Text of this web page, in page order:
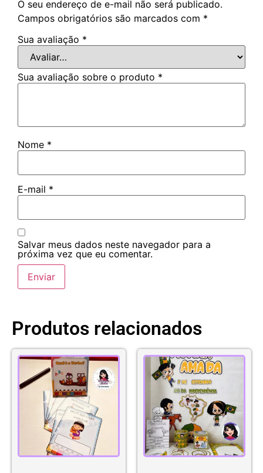
O seu endereço de e-mail não será publicado.
Campos obrigatórios são marcados com *
Sua avaliação *
Sua avaliação sobre o produto *
Nome *
E-mail *
Salvar meus dados neste navegador para a
próxima vez que eu comentar.
Produtos relacionados